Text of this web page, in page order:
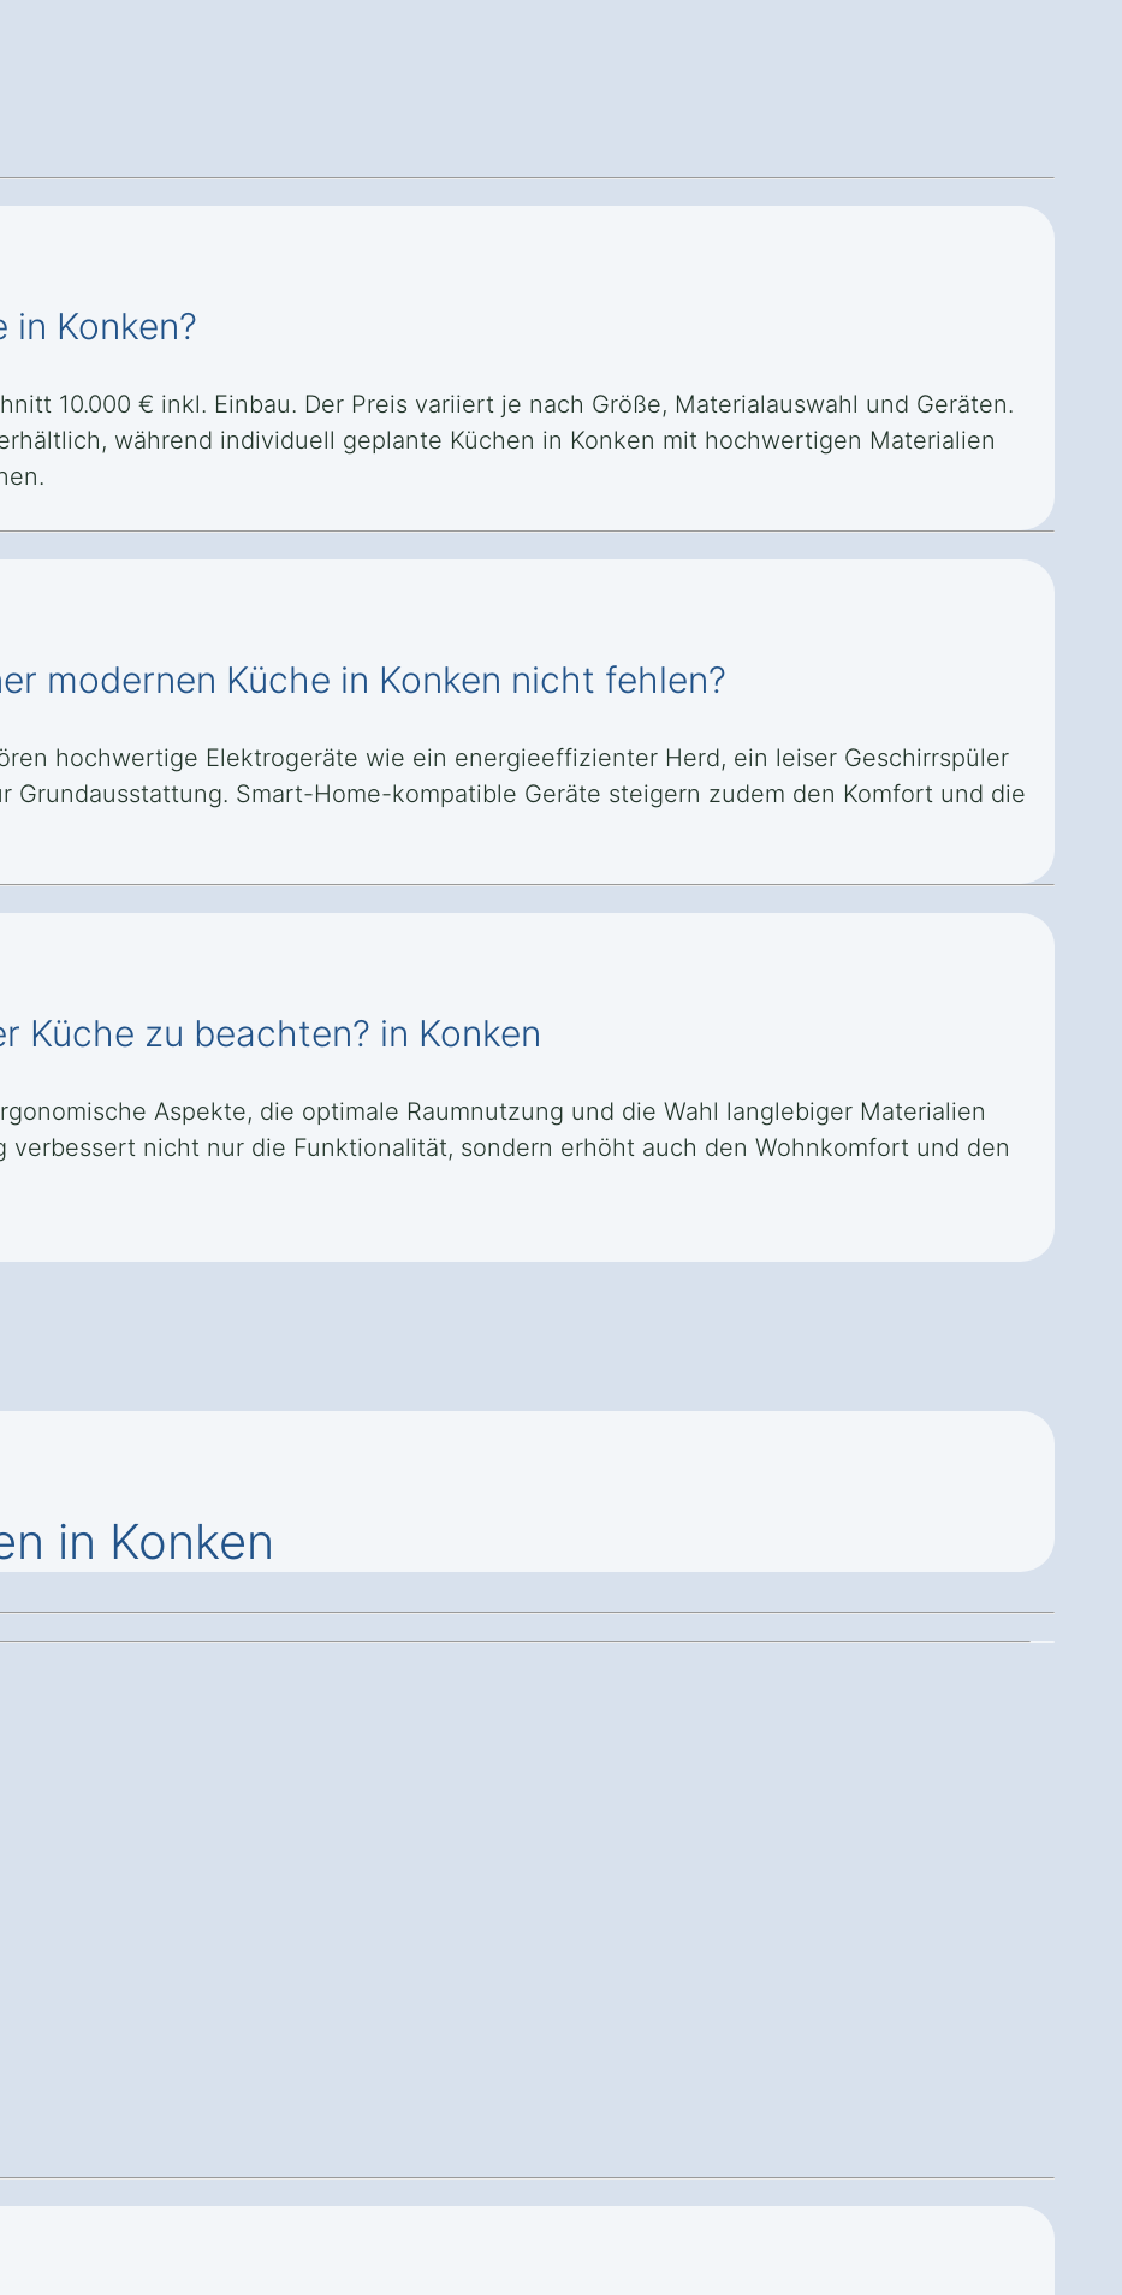
in Konken?
10.000 € inkl. Einbau. Der Preis variiert je nach Größe, Materialauswahl und Geräten.
während individuell geplante Küchen in Konken mit hochwertigen Materialien
modernen Küche in Konken nicht fehlen?
hochwertige Elektrogeräte wie ein energieeffizienter Herd, ein leiser Geschirrspüler
Grundausstattung. Smart-Home-kompatible Geräte steigern zudem den Komfort und die
Küche zu beachten? in Konken
Aspekte, die optimale Raumnutzung und die Wahl langlebiger Materialien
verbessert nicht nur die Funktionalität, sondern erhöht auch den Wohnkomfort und den
in Konken